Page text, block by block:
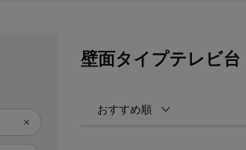
壁面タイプテレビ台
おすすめ順